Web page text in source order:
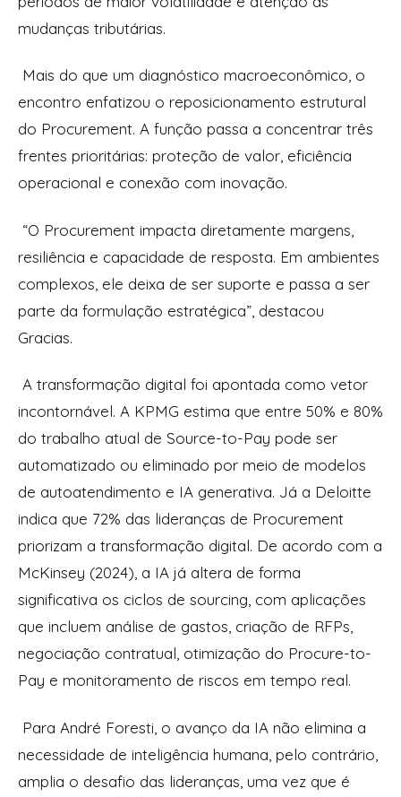
mudanças tributárias.
Mais do que um diagnóstico macroeconômico, o
encontro enfatizou o reposicionamento estrutural
do Procurement. A função passa a concentrar três
frentes prioritárias: proteção de valor, eficiência
operacional e conexão com inovação.
“O Procurement impacta diretamente margens,
resiliência e capacidade de resposta. Em ambientes
complexos, ele deixa de ser suporte e passa a ser
parte da formulação estratégica”, destacou
Gracias.
A transformação digital foi apontada como vetor
incontornável. A KPMG estima que entre 50% e 80%
do trabalho atual de Source-to-Pay pode ser
automatizado ou eliminado por meio de modelos
de autoatendimento e IA generativa. Já a Deloitte
indica que 72% das lideranças de Procurement
priorizam a transformação digital. De acordo com a
McKinsey (2024), a IA já altera de forma
significativa os ciclos de sourcing, com aplicações
que incluem análise de gastos, criação de RFPs,
negociação contratual, otimização do Procure-to-
Pay e monitoramento de riscos em tempo real.
Para André Foresti, o avanço da IA não elimina a
necessidade de inteligência humana, pelo contrário,
amplia o desafio das lideranças, uma vez que é